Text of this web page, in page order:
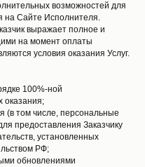
возможностей для
на Сайте Исполнителя.
выражает полное и
на момент оплаты
условия оказания Услуг.
100%-ной
оказания;
(в том числе, персональные
предоставления Заказчику
установленных
РФ;
обновлениями